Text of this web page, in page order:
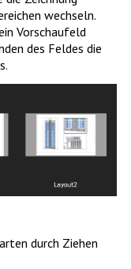
wechseln.
Vorschaufeld
des Feldes die
durch Ziehen